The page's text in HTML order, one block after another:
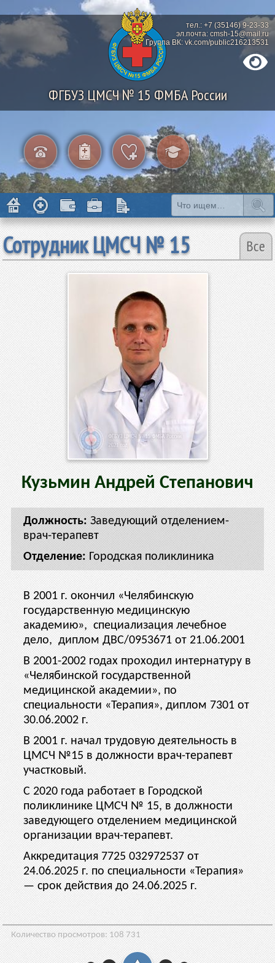
ФГБУЗ ЦМСЧ № 15 ФМБА России
тел.: +7 (35146) 9-23-33
эл.почта: cmsh-15@mail.ru
Группа ВК: vk.com/public216213531
Сотрудник ЦМСЧ № 15 Все
КузьминАндрейСтепанович
Заведующий отделением-
врач-терапевт
Городская поликлиника
В 2001 г. окончил «Челябинскую
государственную медицинскую
академию», специализация лечебное
дело, диплом ДВС/0953671 от 21.06.2001
В 2001-2002 годах проходил интернатуру в
«Челябинской государственной
медицинской академии», по
специальности «Терапия», диплом 7301 от
30.06.2002 г.
В 2001 г. начал трудовую деятельность в
ЦМСЧ №15 в должности врач-терапевт
участковый.
С 2020 года работает в Городской
поликлинике ЦМСЧ № 15, в должности
заведующего отделением медицинской
организации врач-терапевт.
Аккредитация 7725 032972537 от
24.06.2025 г. по специальности «Терапия»
— срок действия до 24.06.2025 г.
Количество просмотров: 108 731